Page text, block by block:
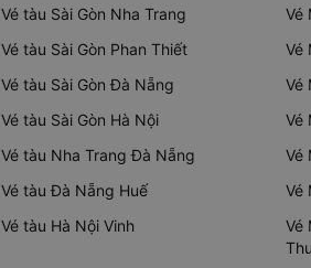
Vé tàu Sài Gòn Nha Trang
Vé tàu Sài Gòn Phan Thiết
Vé tàu Sài Gòn Đà Nẵng
Vé tàu Sài Gòn Hà Nội
Vé tàu Nha Trang Đà Nẵng
Vé tàu Đà Nẵng Huế
Vé tàu Hà Nội Vinh
Vé
Vé
Vé
Vé
Vé
Vé
Vé